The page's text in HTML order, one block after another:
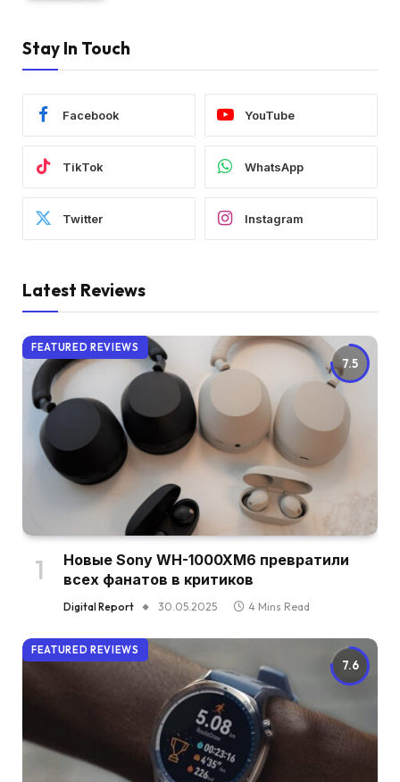
Stay In Touch
Facebook YouTube
TikTok WhatsApp
Twitter Instagram
Latest Reviews
7.5
FEATURED REVIEWS
Новые Sony WH-1000XM6 превратили
всех фанатов в критиков
Digital Report 30.05.2025 4 Mins Read
7.6
FEATURED REVIEWS